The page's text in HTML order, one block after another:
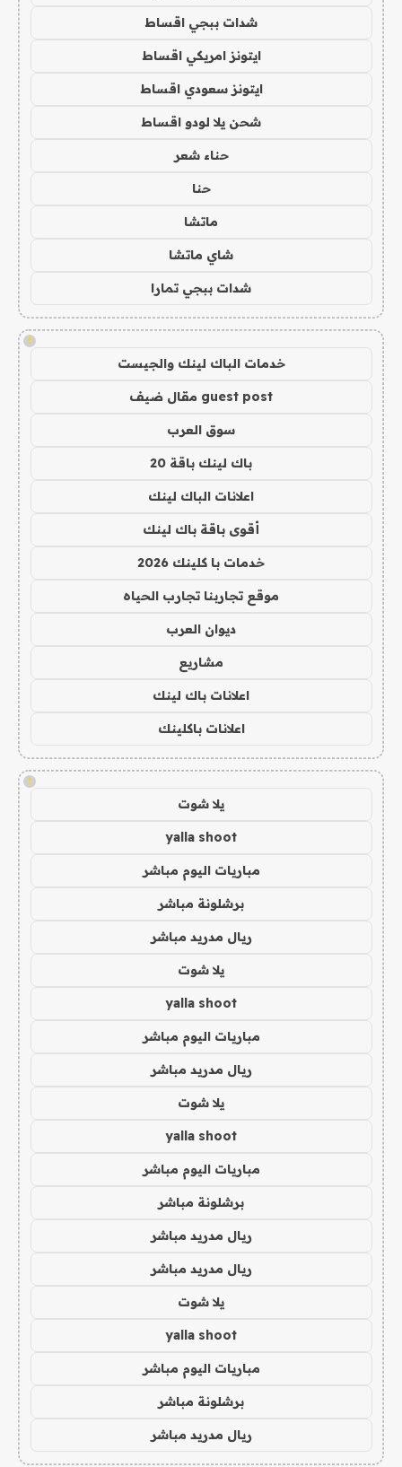
شدات ببجي اقساط
ايتونز امريكي اقساط
ايتونز سعودي اقساط
شحن يلا لودو اقساط
حناء شعر
حنا
ماتشا
شاي ماتشا
شدات ببجي تمارا
!
خدمات الباك لينك والجيست
guest post مقال ضيف
سوق العرب
باك لينك باقة 20
اعلانات الباك لينك
أقوى باقة باك لينك
خدمات با كلينك 2026
موقع تجاربنا تجارب الحياه
ديوان العرب
مشاريع
اعلانات باك لينك
اعلانات باكلينك
!
يلا شوت
yalla shoot
مباريات اليوم مباشر
برشلونة مباشر
ريال مدريد مباشر
يلا شوت
yalla shoot
مباريات اليوم مباشر
ريال مدريد مباشر
يلا شوت
yalla shoot
مباريات اليوم مباشر
برشلونة مباشر
ريال مدريد مباشر
ريال مدريد مباشر
يلا شوت
yalla shoot
مباريات اليوم مباشر
برشلونة مباشر
ريال مدريد مباشر